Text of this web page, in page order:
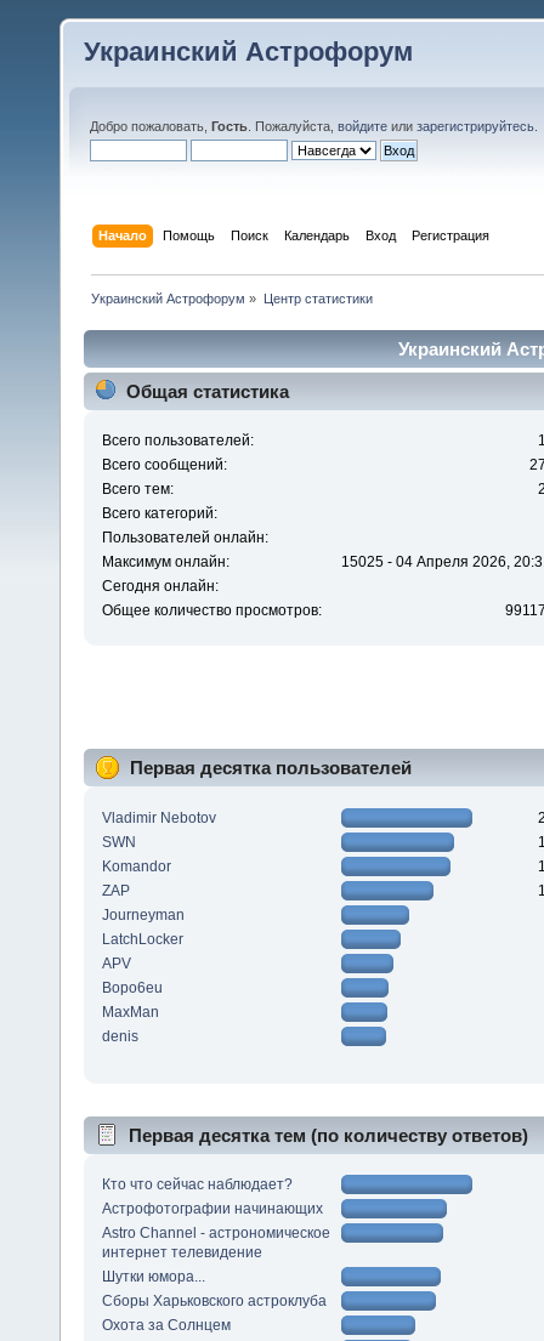
Украинский Астрофорум
Добро пожаловать, Гость . Пожалуйста, войдите или зарегистрируйтесь
Начало Помощь Поиск Календарь Вход Регистрация
Украинский Астрофорум » Центр статистики
Украинский
Общая статистика
Всего пользователей:
Всего сообщений:
Всего тем:
Всего категорий:
Пользователей онлайн:
Максимум онлайн:
15025 - 04 Апреля 2026,
Сегодня онлайн:
Общее количество просмотров:
Первая десятка пользователей
Vladimir Nebotov
SWN
Komandor
ZAP
Journeyman
LatchLocker
APV
Bopo6eu
MaxMan
denis
Первая десятка тем (по количеству ответов)
Кто что сейчас наблюдает?
Астрофотографии начинающих
Astro Channel - астрономическое
интернет телевидение
Шутки юмора...
Сборы Харьковского астроклуба
Охота за Солнцем